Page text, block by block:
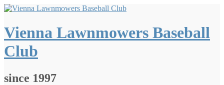
Springe
Inhalt
Vienna Lawnmowers Baseball
Club
since 1997